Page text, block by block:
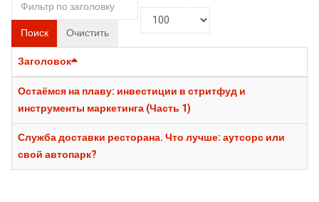
Поиск Очистить
Заголовок
Остаёмся на плаву: инвестиции в стритфуд и
инструменты маркетинга (Часть 1)
Служба доставки ресторана. Что лучше: аутсорс или
свой автопарк?